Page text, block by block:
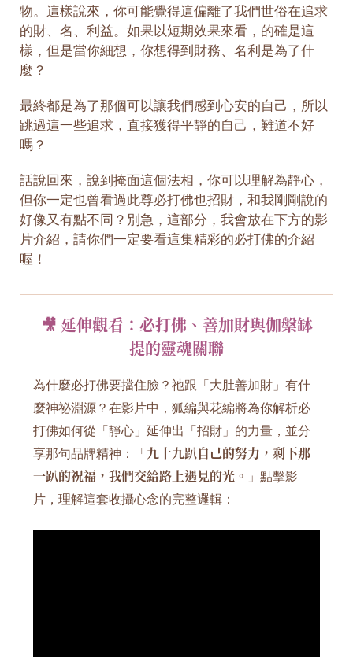
物。這樣說來，你可能覺得這偏離了我們世俗在追求
的財、名、利益。如果以短期效果來看，的確是這
樣，但是當你細想，你想得到財務、名利是為了什
麼？
最終都是為了那個可以讓我們感到心安的自己，所以
跳過這一些追求，直接獲得平靜的自己，難道不好
嗎？
話說回來，說到掩面這個法相，你可以理解為靜心，
但你一定也曾看過此尊必打佛也招財，和我剛剛說的
好像又有點不同？別急，這部分，我會放在下方的影
片介紹，請你們一定要看這集精彩的必打佛的介紹
喔！
🎥 延伸觀看：必打佛、善加財與伽槃缽
提的靈魂關聯
為什麼必打佛要擋住臉？祂跟「大肚善加財」有什
麼神祕淵源？在影片中，狐編與花編將為你解析必
打佛如何從「靜心」延伸出「招財」的力量，並分
享那句品牌精神：「 九十九趴自己的努力，剩下那
一趴的祝福，我們交給路上遇見的光。
」點擊影
片，理解這套收攝心念的完整邏輯：